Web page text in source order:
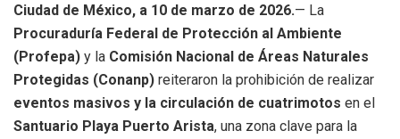
Ciudad de México, a 10 de marzo de 2026.— La
Procuraduría Federal de Protección al Ambiente
(Profepa) y la Comisión Nacional de Áreas Naturales
Protegidas (Conanp) reiteraron la prohibición de realizar
eventos masivos y la circulación de cuatrimotos en el
Santuario Playa Puerto Arista, una zona clave para la